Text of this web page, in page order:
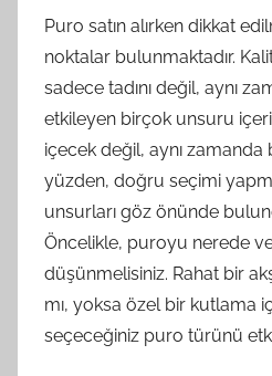
Puro satın alırken dikkat
noktalar bulunmaktadır.
sadece tadını değil, aynı
etkileyen birçok unsuru
içecek değil, aynı zamanda
yüzden, doğru seçimi
unsurları göz önünde
Öncelikle, puroyu nerede
düşünmelisiniz. Rahat bir
mı, yoksa özel bir kutlama
seçeceğiniz puro türünü